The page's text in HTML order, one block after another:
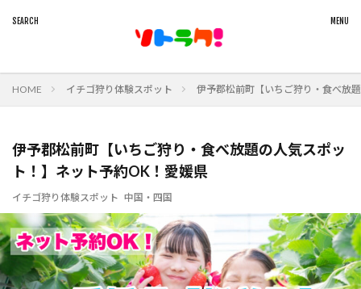
HOME イチゴ狩り体験スポット 伊予郡松前町【いちご狩り・食べ放
伊予郡松前町【いちご狩り・食べ放題の人気スポッ
ト！】ネット予約OK！愛媛県
イチゴ狩り体験スポット 中国・四国